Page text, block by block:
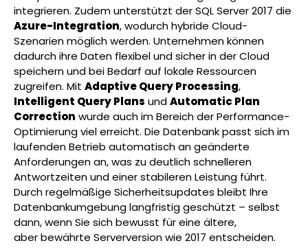
integrieren. Zudem unterstützt der SQL Server 2017 die
Azure-Integration, wodurch hybride Cloud-
Szenarien möglich werden. Unternehmen können
dadurch ihre Daten flexibel und sicher in der Cloud
speichern und bei Bedarf auf lokale Ressourcen
zugreifen. Mit Adaptive Query Processing,
Intelligent Query Plans undAutomatic Plan
Correction wurde auch im Bereich der Performance-
Optimierung viel erreicht. Die Datenbank passt sich im
laufenden Betrieb automatisch an geänderte
Anforderungen an, was zu deutlich schnelleren
Antwortzeiten und einer stabileren Leistung führt.
Durch regelmäßige Sicherheitsupdates bleibt Ihre
Datenbankumgebung langfristig geschützt – selbst
dann, wenn Sie sich bewusst für eine ältere,
aberbewährte Serverversion wie 2017 entscheiden.